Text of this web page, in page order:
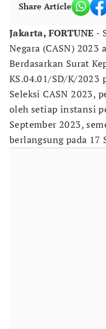
Share Article
Jakarta, FORTUNE -
Negara (CASN) 2023
Berdasarkan Surat
KS.04.01/SD/K/2023
Seleksi CASN 2023,
oleh setiap instansi
September 2023,
berlangsung pada 17